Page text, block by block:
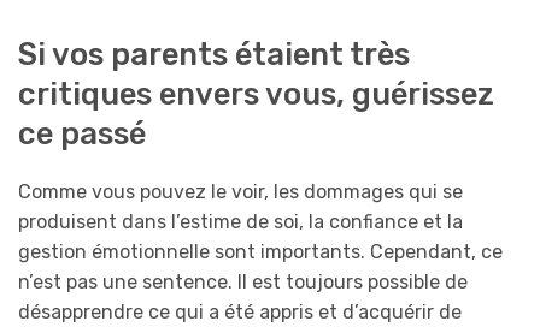
Si vos parents étaient très
critiques envers vous, guérissez
ce passé
Comme vous pouvez le voir, les dommages qui se
produisent dans l’estime de soi, la confiance et la
gestion émotionnelle sont importants. Cependant, ce
n’est pas une sentence. Il est toujours possible de
désapprendre ce qui a été appris et d’acquérir de